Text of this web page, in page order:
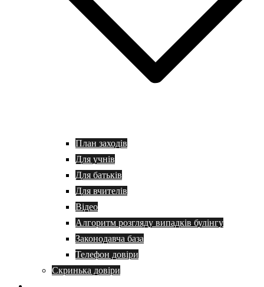
План заходів
Для учнів
Для батьків
Для вчителів
Відео
Алгоритм розгляду випадків булінгу
Законодавча база
Телефон довіри
Скринька довіри